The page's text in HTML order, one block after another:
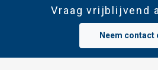
Vraag vrijblijvend
Neem contact